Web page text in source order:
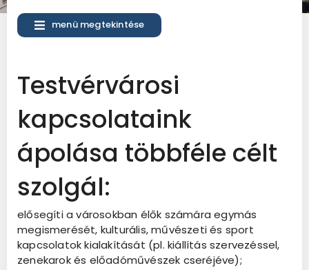
menü megtekintése
Testvérvárosi
kapcsolataink
ápolása többféle célt
szolgál:
elősegíti a városokban élők számára egymás
megismerését, kulturális, művészeti és sport
kapcsolatok kialakítását (pl. kiállítás szervezéssel,
zenekarok és előadóművészek cseréjéve);